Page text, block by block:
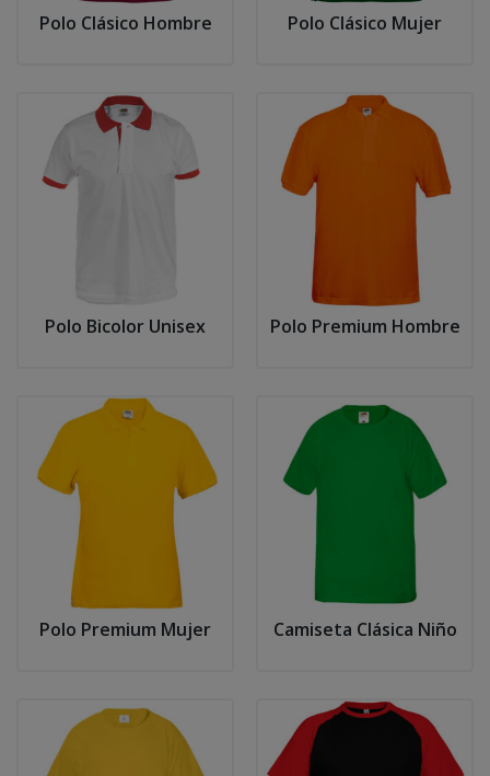
Polo Clásico Hombre Polo Clásico Mujer
Polo Bicolor Unisex Polo Premium Hombre
Polo Premium Mujer Camiseta Clásica Niño